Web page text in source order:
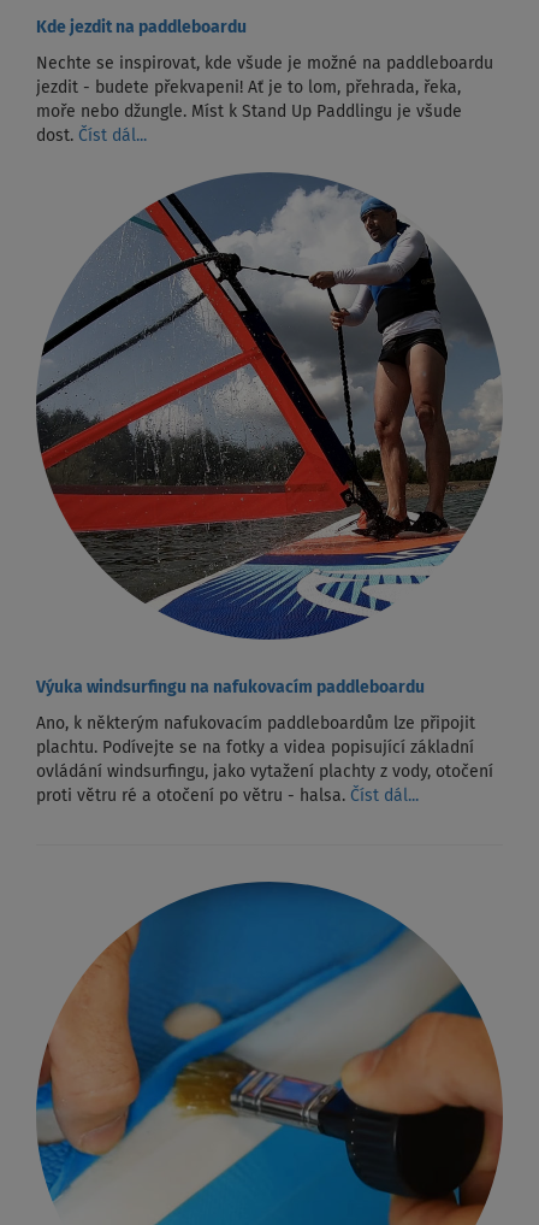
Kde jezdit na paddleboardu
Nechte se inspirovat, kde všude je možné na paddleboardu
jezdit - budete překvapeni! Ať je to lom, přehrada, řeka,
moře nebo džungle. Míst k Stand Up Paddlingu je všude
dost. Číst dál...
Výuka windsurfingu na nafukovacím paddleboardu
Ano, k některým nafukovacím paddleboardům lze připojit
plachtu. Podívejte se na fotky a videa popisující základní
ovládání windsurfingu, jako vytažení plachty z vody, otočení
proti větru ré a otočení po větru - halsa. Číst dál...